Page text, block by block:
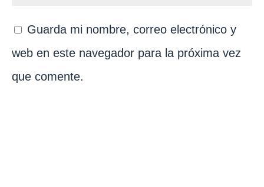
Guarda mi nombre, correo electrónico y
web en este navegador para la próxima vez
que comente.